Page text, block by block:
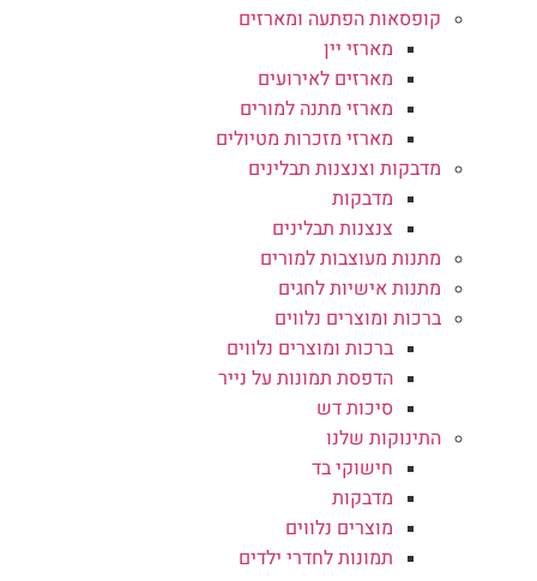
קופסאות הפתעה ומארזים
מארזי יין
מארזים לאירועים
מארזי מתנה למורים
מארזי מזכרות מטיולים
מדבקות וצנצנות תבלינים
מדבקות
צנצנות תבלינים
מתנות מעוצבות למורים
מתנות אישיות לחגים
ברכות ומוצרים נלווים
ברכות ומוצרים נלווים
הדפסת תמונות על נייר
סיכות דש
התינוקות שלנו
חישוקי בד
מדבקות
מוצרים נלווים
תמונות לחדרי ילדים